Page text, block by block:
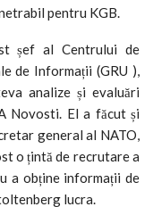
pentru KGB.
șef al Centrului de
de Informații (GRU ),
analize și evaluări
Novosti. El a făcut și
general al NATO,
o țintă de recrutare a
a obține informații de
lucra.